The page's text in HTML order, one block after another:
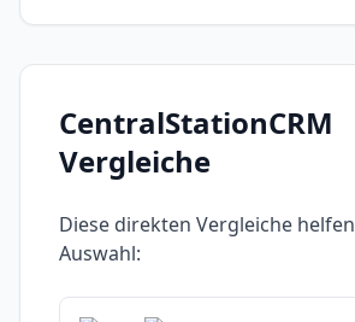
CentralStationCRM
Vergleiche
Diese direkten Vergleiche
Auswahl: